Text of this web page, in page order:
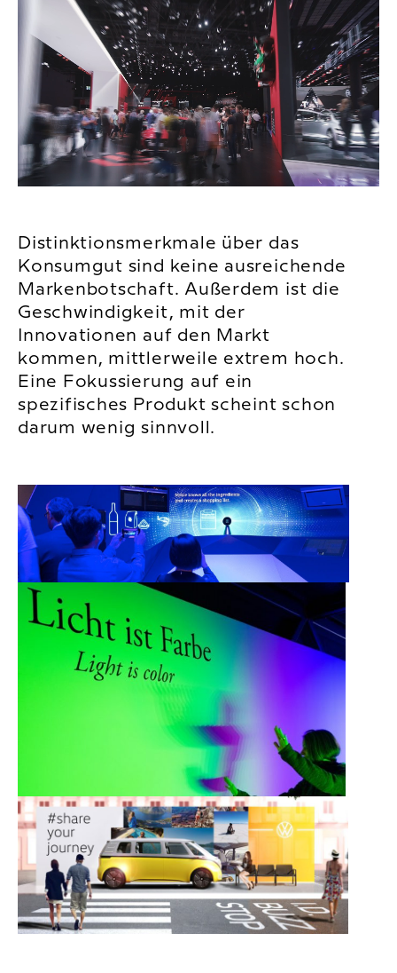
Distinktionsmerkmale über das
Konsumgut sind keine ausreichende
Markenbotschaft. Außerdem ist die
Geschwindigkeit, mit der
Innovationen auf den Markt
kommen, mittlerweile extrem hoch.
Eine Fokussierung auf ein
spezifisches Produkt scheint schon
darum wenig sinnvoll.